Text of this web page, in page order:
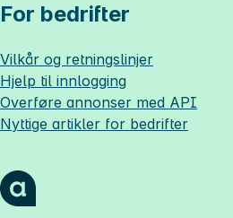
For bedrifter
Vilkår og retningslinjer
Hjelp til innlogging
Overføre annonser med API
Nyttige artikler for bedrifter